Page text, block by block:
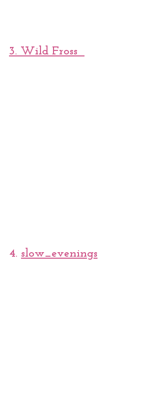
3. Wild Fross
4. slow_evenings